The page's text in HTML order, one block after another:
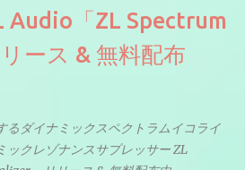
Audio「ZL Spectrum
ース & 無料配布
るダイナミックスペクトラムイコライ
ックレゾナンスサプレッサー ZL